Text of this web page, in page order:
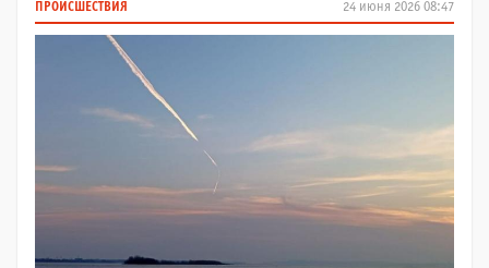
24 июня 2026 08:47
ПРОИСШЕСТВИЯ